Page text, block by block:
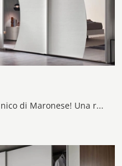
Eccoti l'armadio Twist in melaminico di Maronese! Una ricca gamma di armadi a muro con ante scorrevoli.